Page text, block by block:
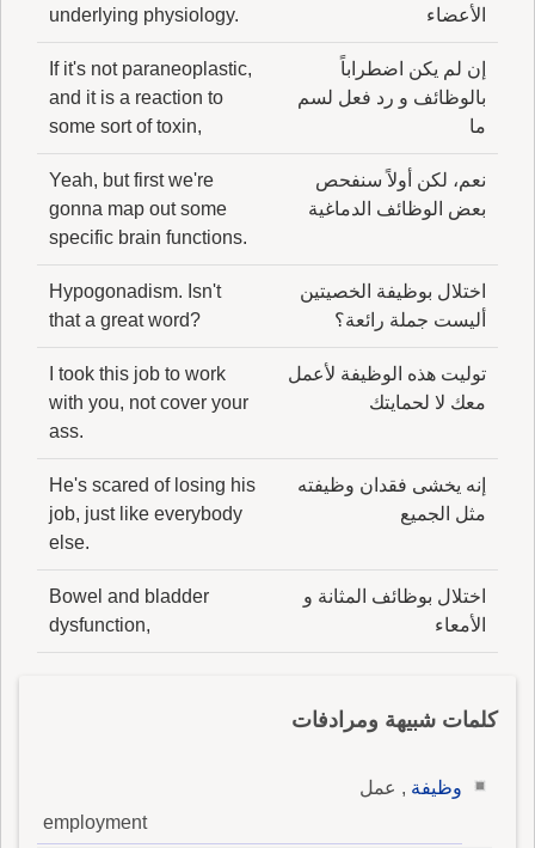
الأعضاء underlying physiology.
إن لم يكن اضطراباً
بالوظائف و رد فعل لسم
ما
If it's not paraneoplastic,
and it is a reaction to
some sort of toxin,
نعم، لكن أولاً سنفحص
بعض الوظائف الدماغية
Yeah, but first we're
gonna map out some
specific brain functions.
اختلال بوظيفة الخصيتين
أليست جملة رائعة؟
Hypogonadism. Isn't
that a great word?
توليت هذه الوظيفة لأعمل
معك لا لحمايتك
I took this job to work
with you, not cover your
ass.
إنه يخشى فقدان وظيفته
مثل الجميع
He's scared of losing his
job, just like everybody
else.
اختلال بوظائف المثانة و
الأمعاء
Bowel and bladder
dysfunction,
كلمات شبيهة ومرادفات
وظيفة , عمل
employment